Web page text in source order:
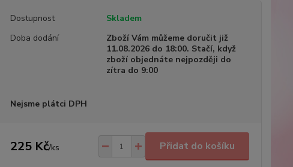
Dostupnost
Skladem
Doba dodání
Zboží Vám můžeme doručit již
11.08.2026 do 18:00. Stačí, když
zboží objednáte nejpozději do
zítra do 9:00
Nejsme plátci DPH
225 Kč/ks Přidat do košíku